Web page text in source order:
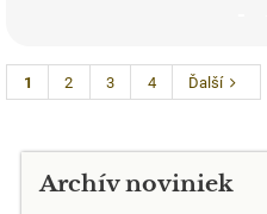
1 2 3 4 Ďalší
Archív noviniek